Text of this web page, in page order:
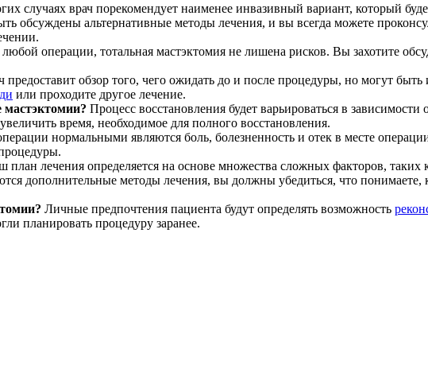
случаях врач порекомендует наименее инвазивный вариант, который
обсуждены альтернативные методы лечения, и вы всегда можете
операции, тотальная мастэктомия не лишена рисков. Вы захотите
предоставит обзор того, чего ожидать до и после процедуры, но могут
или проходите другое лечение.
мастэктомии? Процесс восстановления будет варьироваться в
время, необходимое для полного восстановления.
нормальными являются боль, болезненность и отек в месте
план лечения определяется на основе множества сложных факторов, таких
дополнительные методы лечения, вы должны убедиться, что понимаете,
Личные предпочтения пациента будут определять возможность
планировать процедуру заранее.